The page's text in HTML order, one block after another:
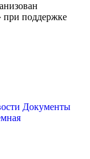
при поддержке
Документы